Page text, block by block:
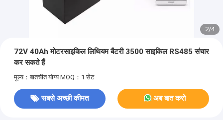
2/4
72V 40Ah मोटरसाइकिल लिथियम बैटरी 3500 साइकिल RS485 संचार
कर सकते हैं
मूल्य：बातचीत योग्य MOQ：1 सेट
सबसे अच्छी कीमत अब बात करो